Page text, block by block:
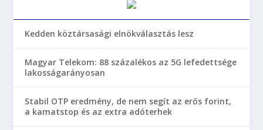
Kedden köztársasági elnökválasztás lesz
Magyar Telekom: 88 százalékos az 5G lefedettsége
lakosságarányosan
Stabil OTP eredmény, de nem segít az erős forint,
a kamatstop és az extra adóterhek